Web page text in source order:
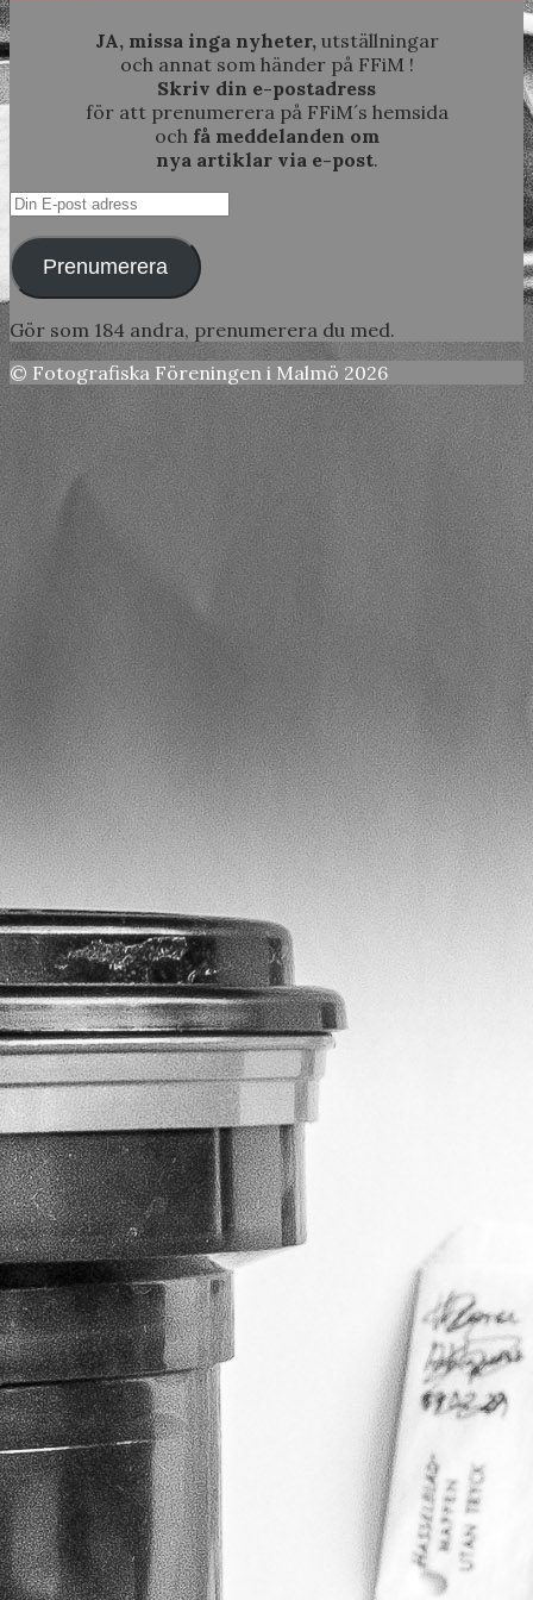
JA, missa inga nyheter, utställningar
och annat som händer på FFiM !
Skriv din e-postadress
för att prenumerera på FFiM´s hemsida
och få meddelanden om
nya artiklar via e-post.
Din
post
adressPrenumerera
Gör som 184 andra, prenumerera du med.
© Fotografiska Föreningen i Malmö 2026